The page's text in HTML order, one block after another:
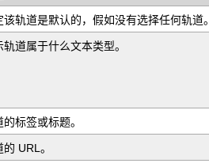
该轨道是默认的，假如没有选择任何轨道。
轨道属于什么文本类型。
的标签或标题。
URL。